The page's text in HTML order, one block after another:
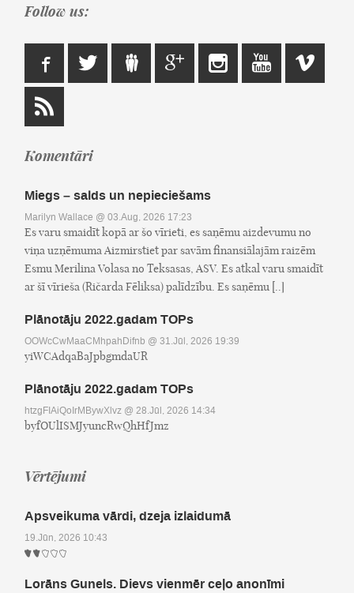
Follow us:
Komentāri
Miegs – salds un nepieciešams
Marilyn Wallace @ 03.Aug, 2026 17:23
Es varu smaidīt kopā ar šo vīrieti, es saņēmu aizdevumu no
viņa uzņēmuma Aizmirstiet par savām finansiālajām raizēm
Esmu Merilina Volasa no Teksasas, ASV. Es atkal varu smaidīt
ar šī vīrieša (Ričarda Fēliksa) palīdzību. Es saņēmu [..]
Plānotāju 2022.gadam TOPs
OOWcCwMaaCMhpahDifnb @ 31.Jūl, 2026 19:39
yiWCAdqaBaJpbgmdaUR
Plānotāju 2022.gadam TOPs
htzgFIAiQoIrMBywXlvz @ 28.Jūl, 2026 14:34
byfOUlISMJyuncRwQhHfJmz
Vērtējumi
Apsveikuma vārdi, dzeja izlaidumā
19.Jūn, 2026 10:43
Lorāns Gunels. Dievs vienmēr ceļo anonīmi